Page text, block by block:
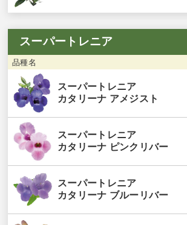
スーパートレニア
品種名
スーパートレニア
カタリーナ アメジスト
スーパートレニア
カタリーナ ピンクリバー
スーパートレニア
カタリーナ ブルーリバー